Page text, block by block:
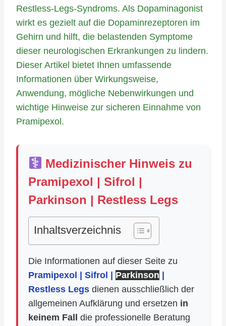
Restless-Legs-Syndroms. Als Dopaminagonist
wirkt es gezielt auf die Dopaminrezeptoren im
Gehirn und hilft, die belastenden Symptome
dieser neurologischen Erkrankungen zu lindern.
Dieser Artikel bietet Ihnen umfassende
Informationen über Wirkungsweise,
Anwendung, mögliche Nebenwirkungen und
wichtige Hinweise zur sicheren Einnahme von
Pramipexol.
Medizinischer Hinweis zu
Pramipexol | Sifrol |
Parkinson | Restless Legs
Inhaltsverzeichnis
Die Informationen auf dieser Seite zu
Pramipexol | Sifrol | Parkinson
Restless Legs dienen ausschließlich der
allgemeinen Aufklärung und ersetzen in
keinem Fall
die professionelle Beratung